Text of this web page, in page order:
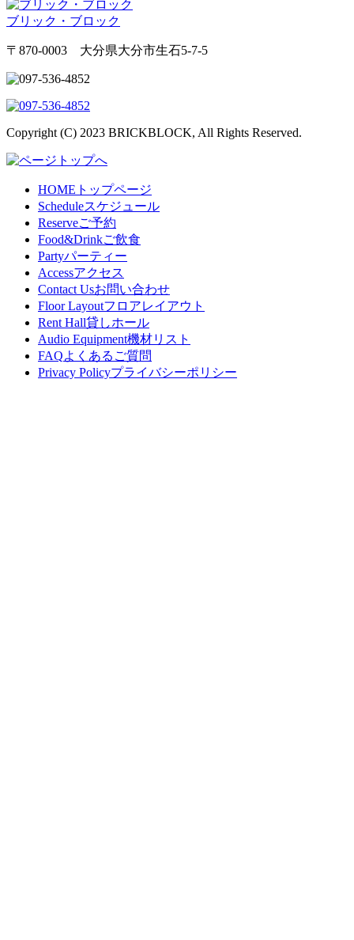
ブリック・ブロック
〒870-0003 大分県大分市生石5-7-5
Copyright (C) 2023 BRICKBLOCK, All Rights Reserved.
HOME トップページ
Scheduleスケジュール
Reserveご予約
Food&Drinkご飲食
Partyパーティー
Accessアクセス
Contact Usお問い合わせ
Floor Layoutフロアレイアウト
Rent Hall貸しホール
Audio Equipment機材リスト
FAQよくあるご質問
Privacy Policyプライバシーポリシー